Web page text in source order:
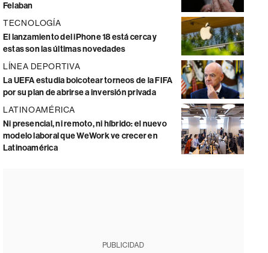
Felaban
TECNOLOGÍA
El lanzamiento del iPhone 18 está cerca y
estas son las últimas novedades
LÍNEA DEPORTIVA
La UEFA estudia boicotear torneos de la FIFA
por su plan de abrirse a inversión privada
LATINOAMÉRICA
Ni presencial, ni remoto, ni híbrido: el nuevo
modelo laboral que WeWork ve crecer en
Latinoamérica
PUBLICIDAD